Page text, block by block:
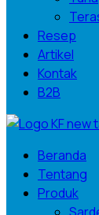
Resep
Artikel
Kontak
B2B
Beranda
Tentang
Produk